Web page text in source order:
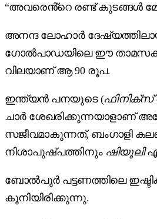
“അവരെൻ്റെ രണ്ട് കുടങ്ങൾ
അനന്ദ ലോഹാർ
ഗോൽപാഡയിലെ ഈ
വിലയാണ് ആ 90 രൂപ.
ഇന്ത്യൻ പനയുടെ (ഫിനിക്സ്
ചാർ ശേഖരിക്കുന്നയാളാണ്
സജീവമാകുന്നത്, ബംഗാളി
നിശാപുഷ്പത്തിനും ഷിയൂലി
ബോൽപുർ പട്ടണത്തിലെ
കൂനിയിരിക്കുന്നു.